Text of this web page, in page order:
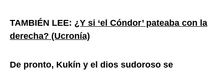
TAMBIÉN LEE: ¿Y si ‘el Cóndor’ pateaba con la
derecha? (Ucronía)
De pronto, Kukín y el dios sudoroso se